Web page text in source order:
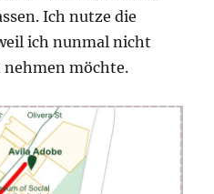
Ich nutze die
ich nunmal nicht
nehmen möchte.